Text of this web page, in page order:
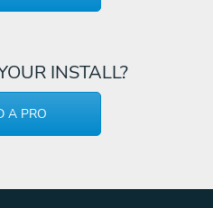
INSTALL?
A PRO